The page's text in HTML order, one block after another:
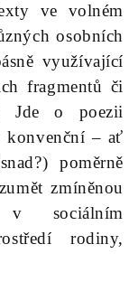
ve volném
osobních
využívající
fragmentů či
Jde o poezii
konvenční – ať
poměrně
zmíněnou
sociálním
rodiny,